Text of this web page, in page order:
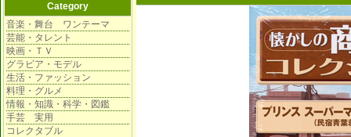
Category
音楽・舞台 ワンテーマ
芸能・タレント
映画・ＴＶ
グラビア・モデル
生活・ファッション
料理・グルメ
情報・知識・科学・図鑑
手芸 実用
コレクタブル